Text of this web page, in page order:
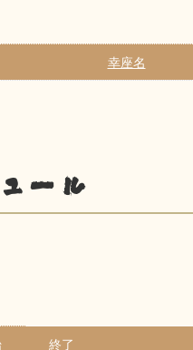
幸座名
ール
終了